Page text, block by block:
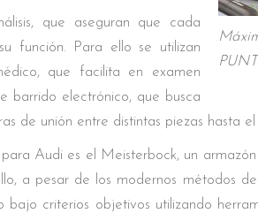
que aseguran que cada
función. Para ello se utilizan
que facilita en examen
barrido electrónico, que busca
de unión entre distintas piezas hasta
Audi es el Meisterbock, un
a pesar de los modernos métodos
criterios objetivos utilizando